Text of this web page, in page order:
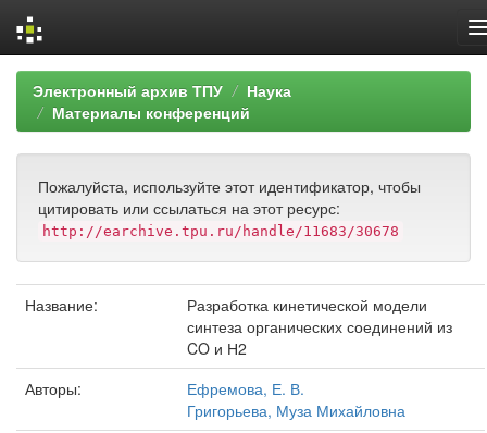
Skip
navigation
Электронный архив ТПУ
Наука
Материалы конференций
Пожалуйста, используйте этот идентификатор, чтобы
цитировать или ссылаться на этот ресурс:
http://earchive.tpu.ru/handle/11683/30678
Название:
Разработка кинетической модели
синтеза органических соединений из
CO и Н2
Авторы:
Ефремова, Е. В.
Григорьева, Муза Михайловна